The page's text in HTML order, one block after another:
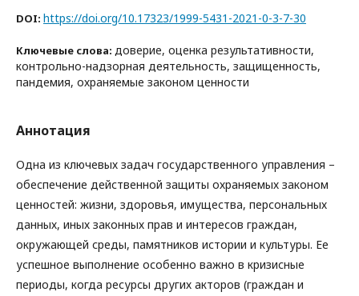
DOI: https://doi.org/10.17323/1999-5431-2021-0-3-7-30
Ключевые слова: доверие, оценка результативности,
контрольно-надзорная деятельность, защищенность,
пандемия, охраняемые законом ценности
Аннотация
Одна из ключевых задач государственного управления –
обеспечение действенной защиты охраняемых законом
ценностей: жизни, здоровья, имущества, персональных
данных, иных законных прав и интересов граждан,
окружающей среды, памятников истории и культуры. Ее
успешное выполнение особенно важно в кризисные
периоды, когда ресурсы других акторов (граждан и